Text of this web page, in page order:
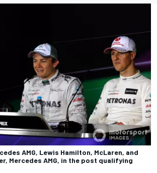
AMG, Lewis Hamilton, McLaren, and
Mercedes AMG, in the post qualifying